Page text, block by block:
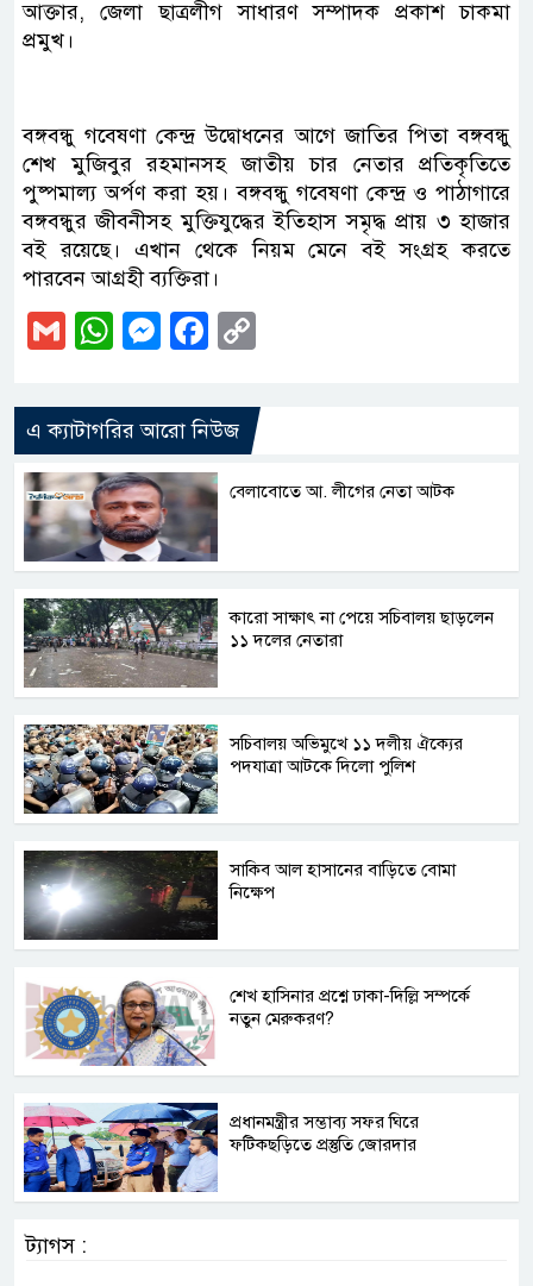
আক্তার, জেলা ছাত্রলীগ সাধারণ সম্পাদক প্রকাশ চাকমা
প্রমুখ।
বঙ্গবন্ধু গবেষণা কেন্দ্র উদ্বোধনের আগে জাতির পিতা বঙ্গবন্ধু
শেখ মুজিবুর রহমানসহ জাতীয় চার নেতার প্রতিকৃতিতে
পুষ্পমাল্য অর্পণ করা হয়। বঙ্গবন্ধু গবেষণা কেন্দ্র ও পাঠাগারে
বঙ্গবন্ধুর জীবনীসহ মুক্তিযুদ্ধের ইতিহাস সমৃদ্ধ প্রায় ৩ হাজার
বই রয়েছে। এখান থেকে নিয়ম মেনে বই সংগ্রহ করতে
পারবেন আগ্রহী ব্যক্তিরা।
GmailWhatsApp
Messenger
Facebook
এ ক্যাটাগরির আরো নিউজ
বেলাবোতে আ. লীগের নেতা আটক
কারো সাক্ষাৎ না পেয়ে সচিবালয় ছাড়লেন
১১ দলের নেতারা
সচিবালয় অভিমুখে ১১ দলীয় ঐক্যের
পদযাত্রা আটকে দিলো পুলিশ
সাকিব আল হাসানের বাড়িতে বোমা
নিক্ষেপ
শেখ হাসিনার প্রশ্নে ঢাকা-দিল্লি সম্পর্কে
নতুন মেরুকরণ?
প্রধানমন্ত্রীর সম্ভাব্য সফর ঘিরে
ফটিকছড়িতে প্রস্তুতি জোরদার
ট্যাগস :